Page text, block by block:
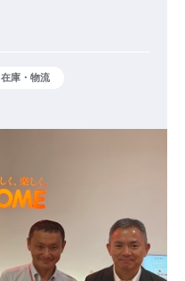
在庫・物流